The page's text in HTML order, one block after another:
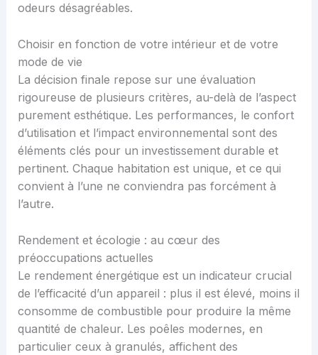
odeurs désagréables.
Choisir en fonction de votre intérieur et de votre
mode de vie
La décision finale repose sur une évaluation
rigoureuse de plusieurs critères, au-delà de l’aspect
purement esthétique. Les performances, le confort
d’utilisation et l’impact environnemental sont des
éléments clés pour un investissement durable et
pertinent. Chaque habitation est unique, et ce qui
convient à l’une ne conviendra pas forcément à
l’autre.
Rendement et écologie : au cœur des
préoccupations actuelles
Le rendement énergétique est un indicateur crucial
de l’efficacité d’un appareil : plus il est élevé, moins il
consomme de combustible pour produire la même
quantité de chaleur. Les poêles modernes, en
particulier ceux à granulés, affichent des